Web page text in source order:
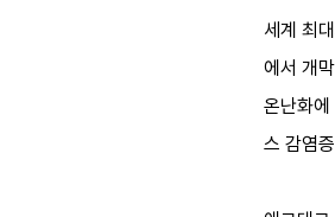
세계 최
에서 개
온난화
스 감염